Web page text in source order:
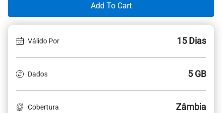
Add To Cart
Válido Por 15 Dias
Dados 5 GB
Cobertura Zâmbia